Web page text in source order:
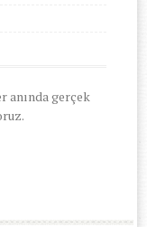
anında gerçek